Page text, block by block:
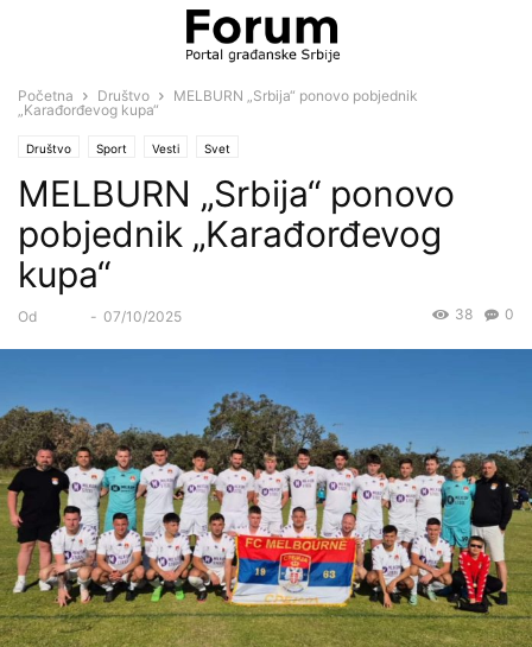
Početna Društvo
MELBURN „Srbija“ ponovo pobjednik
„Karađorđevog kupa“
Društvo Sport Vesti Svet
MELBURN „Srbija“ ponovo
pobjednik „Karađorđevog
kupa“
Od - 07/10/2025 0
38